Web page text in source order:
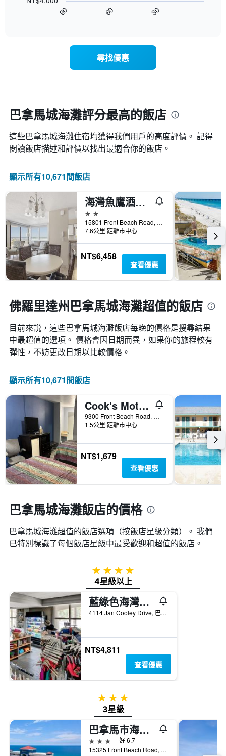
表
具
有
1
條
軸，
顯
三
天
內
找
到
的
今
間
平
均
價
格。
1
X
軸，
顯
按
星
級
的
飯
店
類
別。
此
圖
有
條
Y
軸，
顯
去
天
找
的
本
週
末
房
均
價
格。
近，
房
的
變
況。
圖
有
1
X
軸，
顯
示
距
預
訂
期
的
天
數
圖
表
具
條
Y
軸，
顯
示
房
間
平
均
格
90 60 30
尋找優惠
巴拿馬城海灘評分最高的飯店
這些巴拿馬城海灘​住宿均獲得我們用戶的高度評價。 記得
閲讀飯店描述和評價以找出最適合你的飯店。
顯示所有10,671間飯店
海灣魚鷹酒店 - 巴拿馬市海灘
2星級
15801 Front Beach Road, 巴拿馬城海灘, FL, 美國
7.6公里 距離市中心
NT$6,458
查看優惠
佛羅里達州巴拿馬城海灘超值的飯店
目前來説，這些巴拿馬城海灘​飯店每晚的價格是搜尋結果
中最超值的選項。 價格會因日期而異，如果你的旅程較有
彈性，不妨更改日期以比較價格。
顯示所有10,671間飯店
Cook's Motel- Panama City Beach
9300 Front Beach Road, 巴拿馬城海灘, FL, 美國
1.5公里 距離市中心
NT$1,679
查看優惠
巴拿馬城海灘飯店的價格
巴拿馬城海灘超值的飯店選項（按飯店星級分類）。 我們
已特別標識了每個飯店星級中最受歡迎和超值的飯店。
4星級
4星級以上
藍綠色海灣渡假村與水療 - 巴拿馬市海灘
4114 Jan Cooley Drive, 巴拿馬城海灘, FL, 美國
NT$4,811
查看優惠
3星級
3星級
巴拿馬市海灘麗筠飯店 - 海濱
3星級
好 6.7
15325 Front Beach Road, 巴拿馬城海灘, FL, 美國